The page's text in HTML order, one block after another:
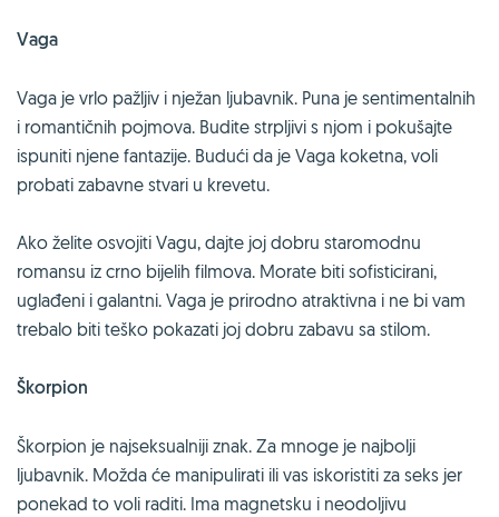
Vaga
Vaga je vrlo pažljiv i nježan ljubavnik. Puna je sentimentalnih
i romantičnih pojmova. Budite strpljivi s njom i pokušajte
ispuniti njene fantazije. Budući da je Vaga koketna, voli
probati zabavne stvari u krevetu.
Ako želite osvojiti Vagu, dajte joj dobru staromodnu
romansu iz crno bijelih filmova. Morate biti sofisticirani,
uglađeni i galantni. Vaga je prirodno atraktivna i ne bi vam
trebalo biti teško pokazati joj dobru zabavu sa stilom.
Škorpion
Škorpion je najseksualniji znak. Za mnoge je najbolji
ljubavnik. Možda će manipulirati ili vas iskoristiti za seks jer
ponekad to voli raditi. Ima magnetsku i neodoljivu